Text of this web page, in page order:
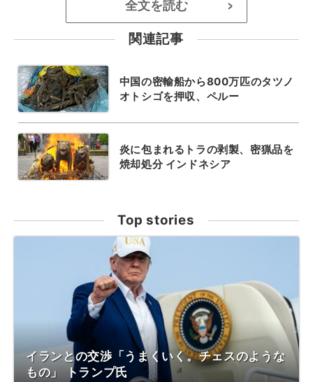
全文を読む >
関連記事
中国の密輸船から800万匹のタツノ
オトシゴを押収、ペルー
炎に包まれるトラの剥製、密猟品を
焼却処分 インドネシア
Top stories
イランとの交渉「うまくいく。チェスのような
もの」 トランプ氏